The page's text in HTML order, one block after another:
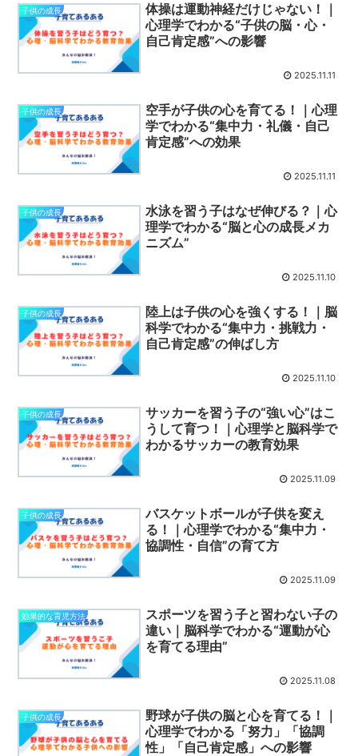
子供の成長
体操は運動神経だけじゃない！｜
心理学でわかる“子供の脳・心・
自己肯定感”への影響
2025.11.11
子供の成長
空手が子供の心を育てる！｜心理
学でわかる“集中力・礼儀・自己
肯定感”への効果
2025.11.11
子供の成長
水泳を習う子はなぜ伸びる？｜心
理学でわかる“脳と心の成長メカ
ニズム”
2025.11.10
子供の成長
陸上は子供の心を強くする！｜脳
科学でわかる“集中力・挑戦力・
自己肯定感”の伸ばし方
2025.11.10
子供の成長
サッカーを習う子の“強い心”はこ
うして育つ！｜心理学と脳科学で
わかるサッカーの教育効果
2025.11.09
子供の成長
バスケットボールが子供を変え
る！｜心理学でわかる“集中力・
協調性・自信”の育て方
2025.11.09
効果的な育児方法
スポーツを習う子と習わない子の
違い｜脳科学でわかる“運動が心
を育てる理由”
2025.11.08
子供の成長
野球が子供の脳と心を育てる！｜
心理学でわかる「努力」「協調
性」「自己肯定感」への影響